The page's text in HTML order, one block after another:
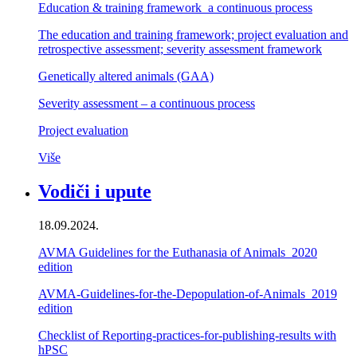
Education & training framework ­ a continuous process
The education and training framework; project evaluation and
retrospective assessment; severity assessment framework
Genetically altered animals (GAA)
Severity assessment – a continuous process
Project evaluation
Više
Vodiči i upute
18.09.2024.
AVMA Guidelines for the Euthanasia of Animals_2020
edition
AVMA-Guidelines-for-the-Depopulation-of-Animals_2019
edition
Checklist of Reporting-practices-for-publishing-results with
hPSC